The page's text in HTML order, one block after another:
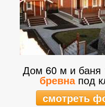
Дом 60 м и баня
бревнапод
смотреть